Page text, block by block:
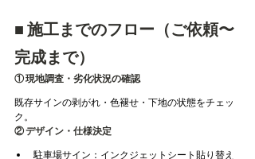
■ 施工までのフロー（ご依頼〜
完成まで）
① 現地調査・劣化状況の確認
既存サインの剥がれ・色褪せ・下地の状態をチェッ
ク。
② デザイン・仕様決定
駐車場サイン：インクジェットシート貼り替え